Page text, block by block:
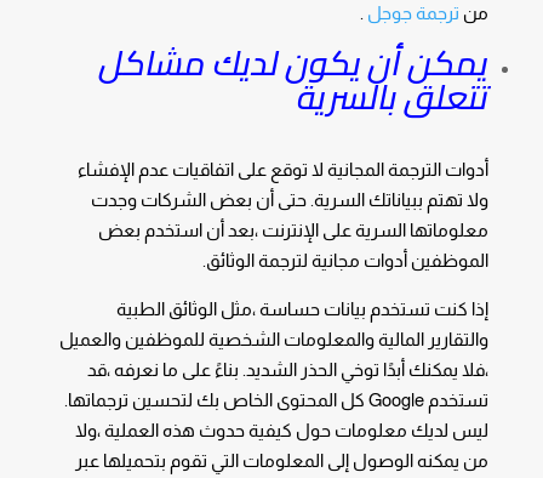
من ترجمة جوجل
يمكن أن يكون لديك مشاكل
تتعلق بالسرية
أدوات الترجمة المجانية لا توقع على اتفاقيات عدم الإفشاء
ولا تهتم ببياناتك السرية. حتى أن بعض الشركات وجدت
معلوماتها السرية على الإنترنت ،بعد أن استخدم بعض
الموظفين أدوات مجانية لترجمة الوثائق.
إذا كنت تستخدم بيانات حساسة ،مثل الوثائق الطبية
والتقارير المالية والمعلومات الشخصية للموظفين والعميل
،فلا يمكنك أبدًا توخي الحذر الشديد. بناءً على ما نعرفه ،قد
تستخدم Google كل المحتوى الخاص بك لتحسين ترجماتها.
ليس لديك معلومات حول كيفية حدوث هذه العملية ،ولا
من يمكنه الوصول إلى المعلومات التي تقوم بتحميلها عبر